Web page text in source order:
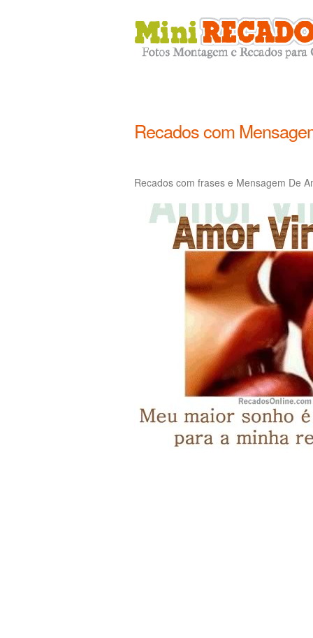
Recados com
Recados com frases e Mensagem De